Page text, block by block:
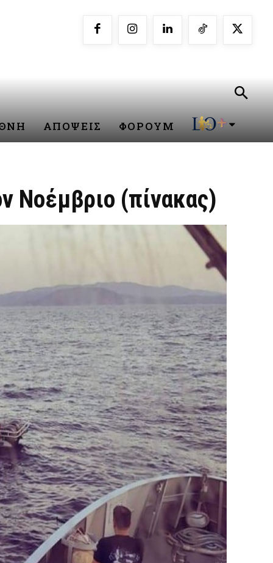
ΑΠΟΨΕΙΣ ΦΟΡΟΥΜ
Νοέμβριο (πίνακας)